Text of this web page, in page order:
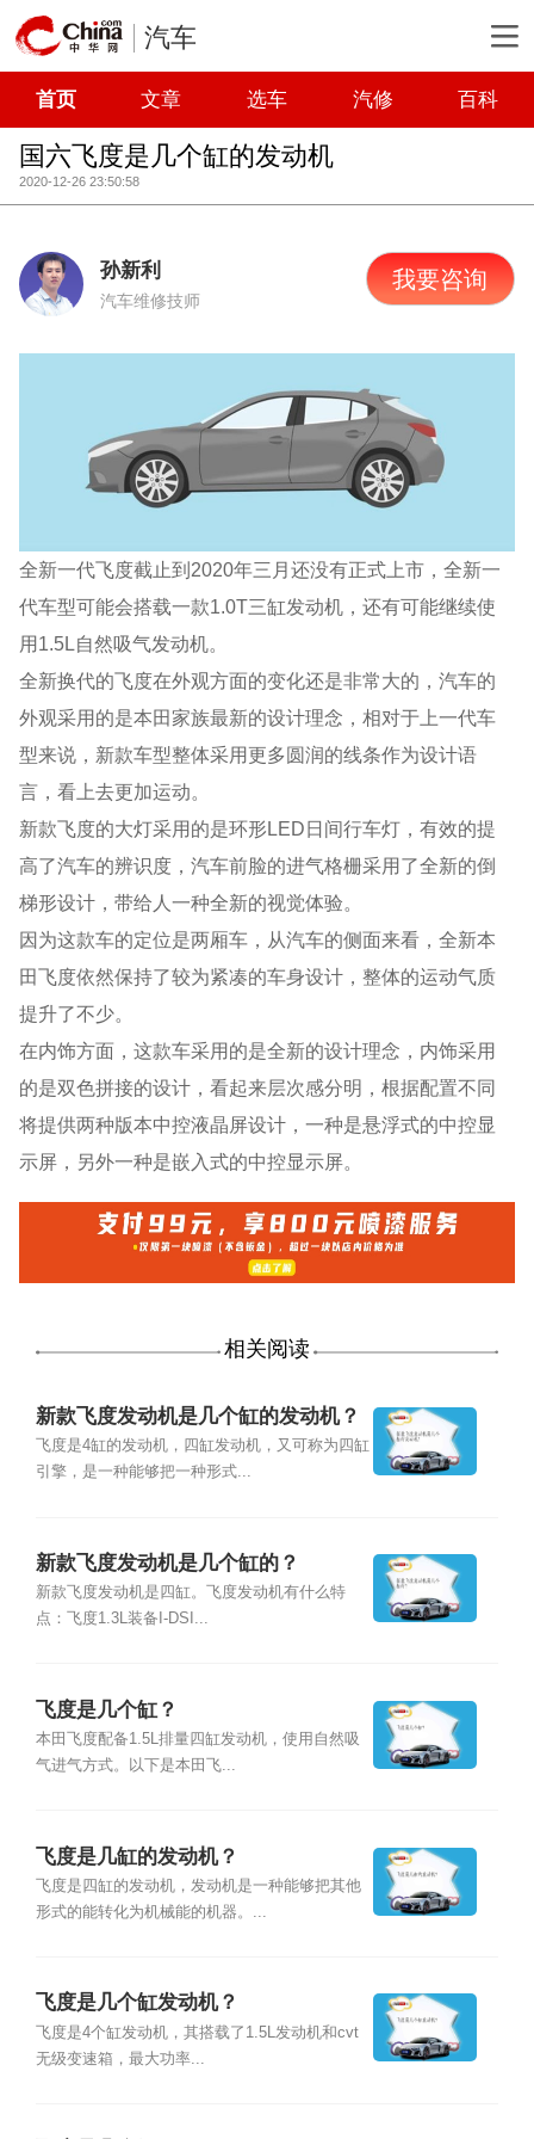
汽车
首页 文章 选车 汽修 百科
国六飞度是几个缸的发动机
2020-12-26 23:50:58
孙新利
汽车维修技师
我要咨询
全新一代飞度截止到2020年三月还没有正式上市，全新一
代车型可能会搭载一款1.0T三缸发动机，还有可能继续使
用1.5L自然吸气发动机。
全新换代的飞度在外观方面的变化还是非常大的，汽车的
外观采用的是本田家族最新的设计理念，相对于上一代车
型来说，新款车型整体采用更多圆润的线条作为设计语
言，看上去更加运动。
新款飞度的大灯采用的是环形LED日间行车灯，有效的提
高了汽车的辨识度，汽车前脸的进气格栅采用了全新的倒
梯形设计，带给人一种全新的视觉体验。
因为这款车的定位是两厢车，从汽车的侧面来看，全新本
田飞度依然保持了较为紧凑的车身设计，整体的运动气质
提升了不少。
在内饰方面，这款车采用的是全新的设计理念，内饰采用
的是双色拼接的设计，看起来层次感分明，根据配置不同
将提供两种版本中控液晶屏设计，一种是悬浮式的中控显
示屏，另外一种是嵌入式的中控显示屏。
相关阅读
新款飞度发动机是几个缸的发动机？
飞度是4缸的发动机，四缸发动机，又可称为四缸
引擎，是一种能够把一种形式...
新款飞度发动机是几个缸的？
新款飞度发动机是四缸。飞度发动机有什么特
点：飞度1.3L装备I-DSI...
飞度是几个缸？
本田飞度配备1.5L排量四缸发动机，使用自然吸
气进气方式。以下是本田飞...
飞度是几缸的发动机？
飞度是四缸的发动机，发动机是一种能够把其他
形式的能转化为机械能的机器。...
飞度是几个缸发动机？
飞度是4个缸发动机，其搭载了1.5L发动机和cvt
无级变速箱，最大功率...